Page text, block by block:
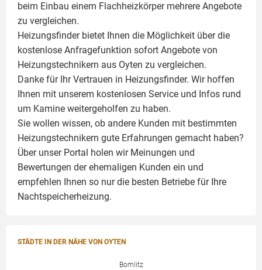
beim Einbau einem Flachheizkörpermehrere Angebote
zu vergleichen.
Heizungsfinder bietet Ihnen die Möglichkeit über die
kostenlose Anfragefunktion sofort Angebote von
Heizungstechnikern aus Oyten zu vergleichen.
Danke für Ihr Vertrauen in Heizungsfinder. Wir hoffen
Ihnen mit unserem kostenlosen Service und Infos rund
um Kamine weitergeholfen zu haben.
Sie wollen wissen, ob andere Kunden mit bestimmten
Heizungstechnikern gute Erfahrungen gemacht haben?
Über unser Portal holen wir Meinungen und
Bewertungen der ehemaligen Kunden ein und
empfehlen Ihnen so nur die besten Betriebe für Ihre
Nachtspeicherheizung.
STÄDTE IN DER NÄHE VON OYTEN
Bomlitz